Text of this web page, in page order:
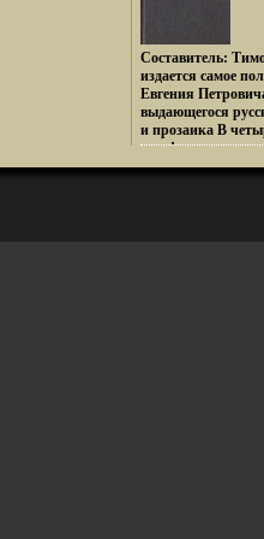
Киевском
институте В 1914-
Составитель:
издается самое
Евгения
выдающегося
и прозаика В
всвафьае
писателя, а также